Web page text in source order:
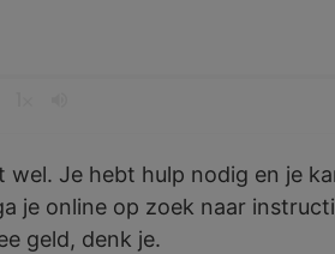
wel. Je hebt hulp nodig en je
je online op zoek naar
geld, denk je.